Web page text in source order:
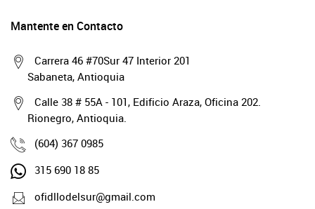
Mantente en Contacto
Carrera 46 #70Sur 47 Interior 201
Sabaneta, Antioquia
Calle 38 # 55A - 101, Edificio Araza, Oficina 202.
Rionegro, Antioquia.
(604) 367 0985
315 690 18 85
ofidllodelsur@gmail.com